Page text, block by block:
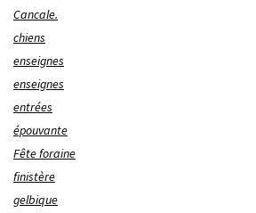
Cancale.
chiens
enseignes
enseignes
entrées
épouvante
Fête foraine
finistère
gelbique